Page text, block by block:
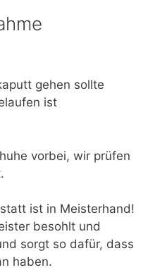
gehen sollte
ist
vorbei, wir prüfen
ist in Meisterhand!
besohlt und
sorgt so dafür, dass
haben.